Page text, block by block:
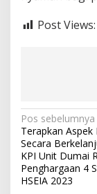
Post Views:
N
a
v
i
Pos sebelumnya
Terapkan Aspek
Secara
KPI Unit Dumai
Penghargaan 4
HSEIA 2023